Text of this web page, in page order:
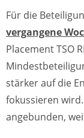
Für die
vergangene
Placement TSO
stärker auf die
fokussieren
angebunden,